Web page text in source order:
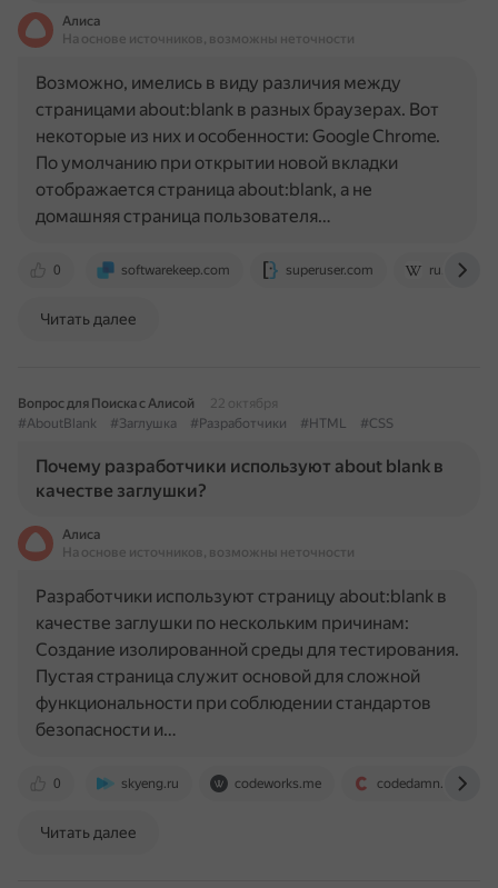
Алиса
На основе источников, возможны неточности
0 softwarekeep.com superuser.com
Возможно, имелись в виду различия между
страницами about:blank в разных браузерах. Вот
некоторые из них и особенности: Google Chrome.
По умолчанию при открытии новой вкладки
отображается страница about:blank, а не
домашняя страница пользователя…
Читать далее
Вопрос для Поиска с Алисой
22 октября
#AboutBlank
#Заглушка #Разработчики #HTML #CSS
Почему разработчики используют about blank в
качестве заглушки?
Алиса
На основе источников, возможны неточности
0 skyeng.ru codeworks.me codedamn.com
Разработчики используют страницу about:blank в
качестве заглушки по нескольким причинам:
Создание изолированной среды для тестирования.
Пустая страница служит основой для сложной
функциональности при соблюдении стандартов
безопасности и…
Читать далее